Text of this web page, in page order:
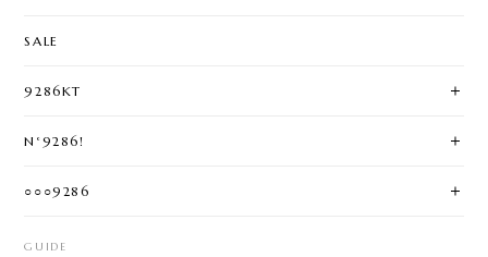
SALE
9286KT
N°9286!
○○○9286
GUIDE